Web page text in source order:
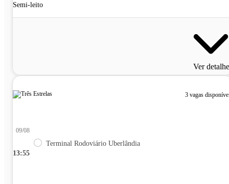
Semi-leito
Ver
3 vagas
13:55
09/08
Terminal Rodoviário Uberlândia